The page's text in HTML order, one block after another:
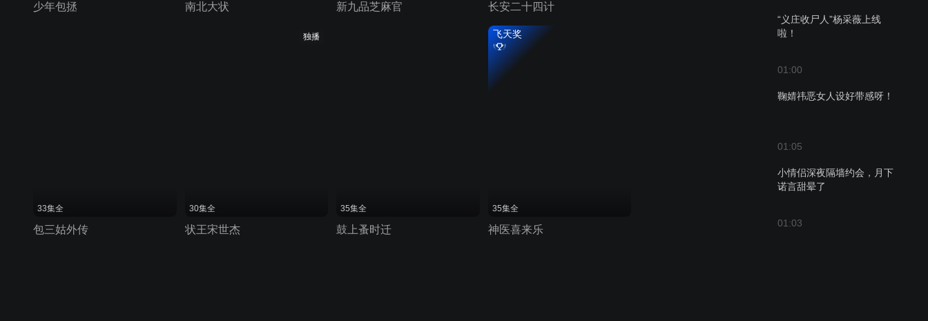
“义庄收尸人”杨采薇上线
啦！
01:00
鞠婧祎恶女人设好带感呀！
01:05
小情侣深夜隔墙约会，月下
诺言甜晕了
01:03
少年包拯 南北大状 新九品芝麻官 长安二十四计
33集全
包三姑外传
独播
30集全
状王宋世杰
35集全
鼓上蚤时迁
飞天奖
35集全
神医喜来乐